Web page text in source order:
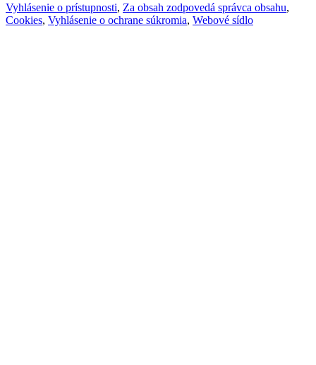
Vyhlásenie o prístupnosti, Za obsah zodpovedá správca obsahu,
Cookies, Vyhlásenie o ochrane súkromia, Webové sídlo